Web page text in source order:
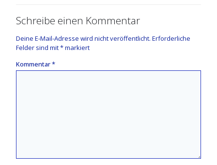
Schreibe einen Kommentar
Deine E-Mail-Adresse wird nicht veröffentlicht. Erforderliche
Felder sind mit*markiert
Kommentar*